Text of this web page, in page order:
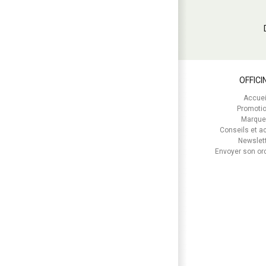
Accueil
Conseils et
Envoyer son